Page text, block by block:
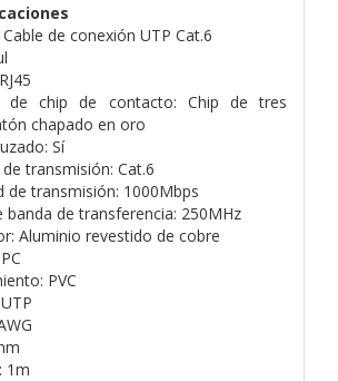
de conexión UTP Cat.6
de chip de contacto: Chip de tres
chapado en oro
Sí
transmisión: Cat.6
de transmisión: 1000Mbps
banda de transferencia: 250MHz
Aluminio revestido de cobre
PVC
1m